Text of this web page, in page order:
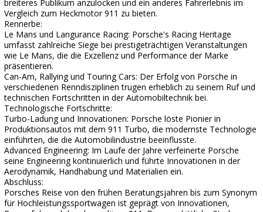
breiteres Publikum anzulocken und ein anderes Fahrerlebnis im
Vergleich zum Heckmotor 911 zu bieten.
Rennerbe:
Le Mans und Langurance Racing: Porsche's Racing Heritage
umfasst zahlreiche Siege bei prestigeträchtigen Veranstaltungen
wie Le Mans, die die Exzellenz und Performance der Marke
präsentieren.
Can-Am, Rallying und Touring Cars: Der Erfolg von Porsche in
verschiedenen Renndisziplinen trugen erheblich zu seinem Ruf und
technischen Fortschritten in der Automobiltechnik bei.
Technologische Fortschritte:
Turbo-Ladung und Innovationen: Porsche löste Pionier in
Produktionsautos mit dem 911 Turbo, die modernste Technologie
einführten, die die Automobilindustrie beeinflusste.
Advanced Engineering: Im Laufe der Jahre verfeinerte Porsche
seine Engineering kontinuierlich und führte Innovationen in der
Aerodynamik, Handhabung und Materialien ein.
Abschluss:
Porsches Reise von den frühen Beratungsjahren bis zum Synonym
für Hochleistungssportwagen ist geprägt von Innovationen,